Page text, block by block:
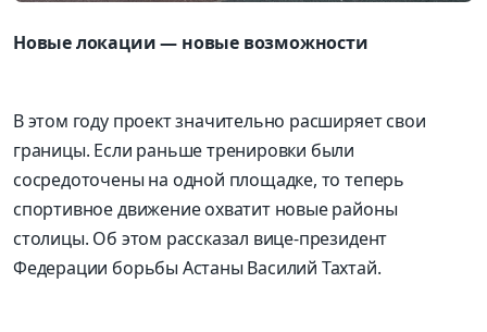
Новые локации — новые возможности
В этом году проект значительно расширяет свои
границы. Если раньше тренировки были
сосредоточены на одной площадке, то теперь
спортивное движение охватит новые районы
столицы. Об этом рассказал вице-президент
Федерации борьбы Астаны Василий Тахтай.